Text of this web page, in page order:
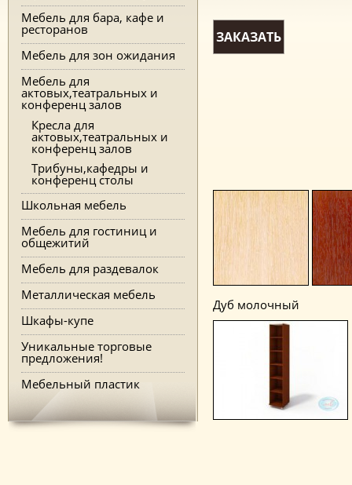
Мебель для бара, кафе и
ресторанов
Мебель для зон ожидания
Мебель для
актовых,театральных и
конференц залов
Кресла для
актовых,театральных и
конференц залов
Трибуны,кафедры и
конференц столы
Школьная мебель
Мебель для гостиниц и
общежитий
Мебель для раздевалок
Металлическая мебель
Шкафы-купе
Уникальные торговые
предложения!
Мебельный пластик
ЗАКАЗАТЬ
Дуб